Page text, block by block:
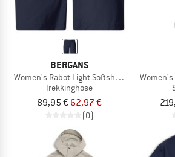
BERGANS
Women's Rabot Light Softshell Shorts
Trekkinghose
89,95 € 62,97 €
(0)